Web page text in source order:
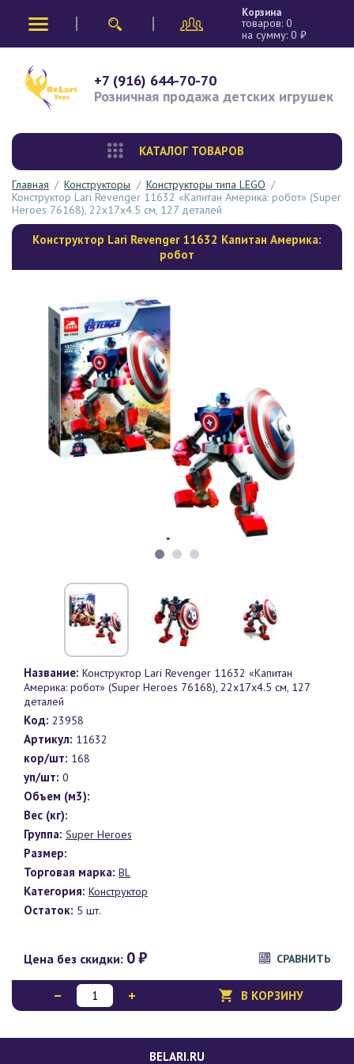
Корзина
товаров: 0
на сумму: 0₽
+7 (916) 644-70-70
Розничная продажа детских игрушек
КАТАЛОГ ТОВАРОВ
Главная / Конструкторы / Конструкторы типа LEGO /
Конструктор Lari Revenger 11632 «Капитан Америка: робот» (Super
Heroes 76168), 22х17х4.5 см, 127 деталей
Конструктор Lari Revenger 11632 Капитан Америка:
робот
Название: Конструктор Lari Revenger 11632 «Капитан
Америка: робот» (Super Heroes 76168), 22х17х4.5 см, 127
деталей
Код: 23958
Артикул: 11632
кор/шт: 168
уп/шт: 0
Объем (м3):
Вес (кг):
Группа: Super Heroes
Размер:
Торговая марка: BL
Категория: Конструктор
Остаток: 5 шт.
Цена без скидки: 0₽ СРАВНИТЬ
В КОРЗИНУ
BELARI.RU